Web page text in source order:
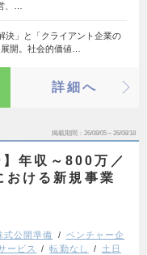
、…
決」と「クライアント企業の
開。社会的価値…
詳細へ
掲載期間 26/08/05～26/08/18
】年収～800万／
おける新規事業
式公開準備
ベンチャー企
ービス 転勤なし
土日